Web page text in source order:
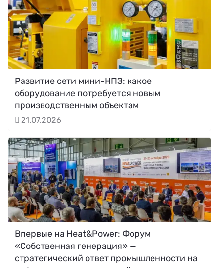
Развитие сети мини-НПЗ: какое
оборудование потребуется новым
производственным объектам
21.07.2026
Впервые на Heat&Power: Форум
«Собственная генерация» —
стратегический ответ промышленности на